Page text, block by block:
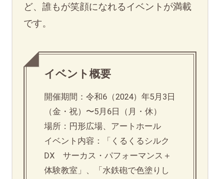
ど、誰もが笑顔になれるイベントが満載
です。
イベント概要
開催期間：令和6（2024）年5月3日
（金・祝）〜5月6日（月・休）
場所：円形広場、アートホール
イベント内容：「くるくるシルク
DX サーカス・パフォーマンス＋
体験教室」、「水鉄砲で色塗りし